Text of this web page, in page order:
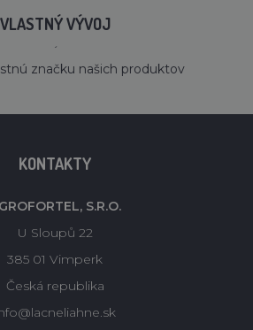
VLASTNÝ VÝVOJ
´
značku našich produktov
KONTAKTY
S.R.O.
U Sloupů 22
385 01 Vimperk
Česká republika